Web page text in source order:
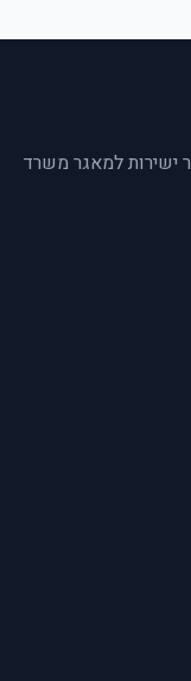
ישירות למאגר משרד